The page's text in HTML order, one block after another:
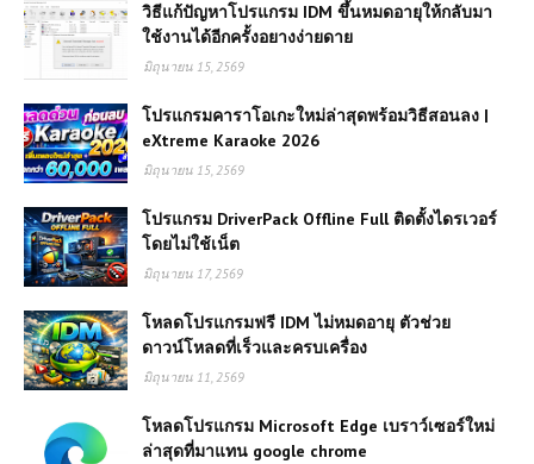
วิธีแก้ปัญหาโปรแกรม IDM ขึ้นหมดอายุให้กลับมา
ใช้งานได้อีกครั้งอยางง่ายดาย
มิถุนายน 15, 2569
โปรแกรมคาราโอเกะใหม่ล่าสุดพร้อมวิธีสอนลง |
eXtreme Karaoke 2026
มิถุนายน 15, 2569
โปรแกรม DriverPack Offline Full ติดตั้งไดรเวอร์
โดยไม่ใช้เน็ต
มิถุนายน 17, 2569
โหลดโปรแกรมฟรี IDM ไม่หมดอายุ ตัวช่วย
ดาวน์โหลดที่เร็วและครบเครื่อง
มิถุนายน 11, 2569
โหลดโปรแกรม Microsoft Edge เบราว์เซอร์ใหม่
ล่าสุดที่มาแทน google chrome